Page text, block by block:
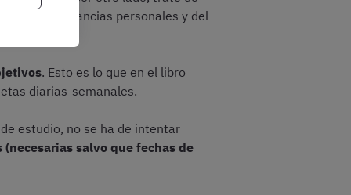
las circunstancias personales y del
. Esto es lo que en el libro
diarias-semanales.
estudio, no se ha de intentar
salvo que fechas de